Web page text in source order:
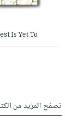
Is Yet To
تصفح المزيد من